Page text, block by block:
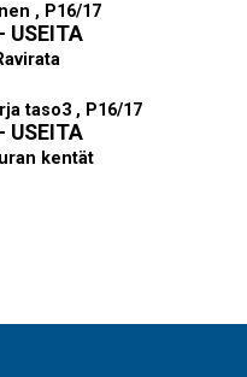
, P16/17
USEITA
taso3 , P16/17
USEITA
kentät